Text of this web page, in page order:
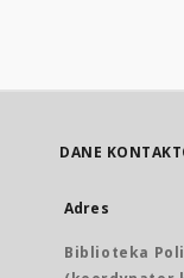
DANE
Adres
Biblioteka